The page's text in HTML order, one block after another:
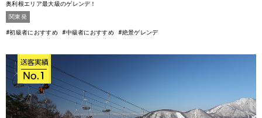
奥利根エリア最大級のゲレンデ！
関東発
#初級者におすすめ #中級者におすすめ #絶景ゲレンデ